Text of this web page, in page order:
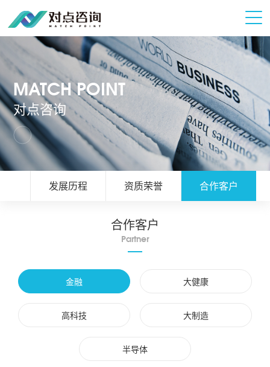
MATCH POINT
对点咨询
发展历程 资质荣誉 合作客户
合作客户
Partner
金融 大健康
高科技 大制造
半导体